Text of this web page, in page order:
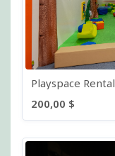
Playspace Rental
200,00 $